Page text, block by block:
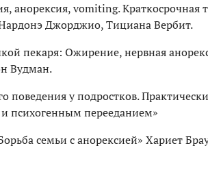
анорексия, vomiting. Краткосрочная
Джорджио, Тициана Вербит.
пекаря: Ожирение, нервная
Вудман.
поведения у подростков.
психогенным перееданием»
семьи с анорексией» Хариет